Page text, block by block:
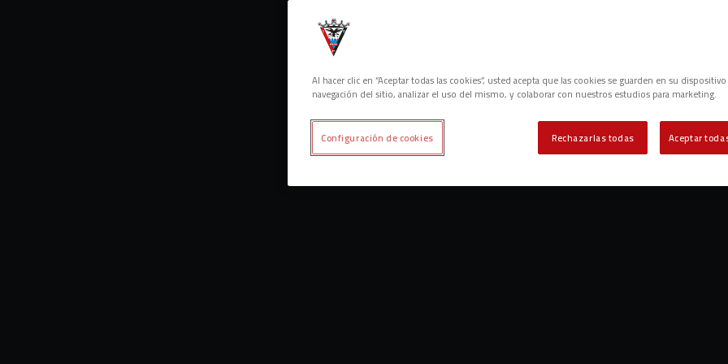
Al hacer clic en “Aceptar todas las cookies”, usted acepta que las cookies se guarden en su
navegación del sitio, analizar el uso del mismo, y colaborar con nuestros estudios para marketing.
Rechazarlas todas Aceptar
Configuración de cookies